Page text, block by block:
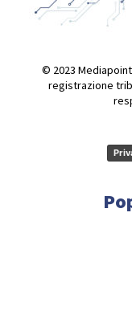
© 2023 Mediapoint
registrazione